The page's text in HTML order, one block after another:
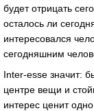
будет отрицать
осталось ли
интересовался
сегодняшним
Inter-esse значит:
центре вещи и
интерес ценит